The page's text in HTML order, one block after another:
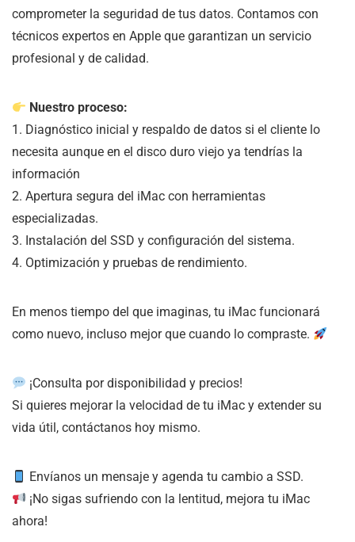
comprometer la seguridad de tus datos. Contamos con
técnicos expertos en Apple que garantizan un servicio
profesional y de calidad.
Nuestro proceso:
1. Diagnóstico inicial y respaldo de datos si el cliente lo
necesita aunque en el disco duro viejo ya tendrías la
información
2. Apertura segura del iMac con herramientas
especializadas.
3. Instalación del SSD y configuración del sistema.
4. Optimización y pruebas de rendimiento.
En menos tiempo del que imaginas, tu iMac funcionará
como nuevo, incluso mejor que cuando lo compraste.
¡Consulta por disponibilidad y precios!
Si quieres mejorar la velocidad de tu iMac y extender su
vida útil, contáctanos hoy mismo.
Envíanos un mensaje y agenda tu cambio a SSD.
¡No sigas sufriendo con la lentitud, mejora tu iMac
ahora!